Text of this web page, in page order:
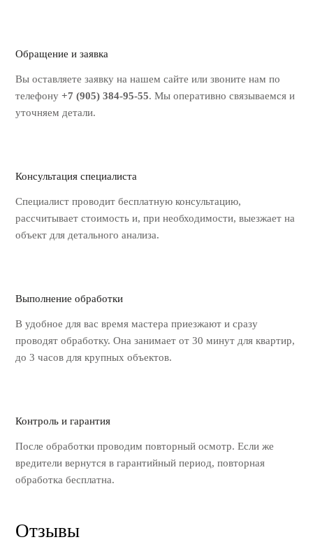
Обращение и заявка
Вы оставляете заявку на нашем сайте или звоните нам по
телефону +7 (905) 384-95-55. Мы оперативно связываемся и
уточняем детали.
Консультация специалиста
Специалист проводит бесплатную консультацию,
рассчитывает стоимость и, при необходимости, выезжает на
объект для детального анализа.
Выполнение обработки
В удобное для вас время мастера приезжают и сразу
проводят обработку. Она занимает от 30 минут для квартир,
до 3 часов для крупных объектов.
Контроль и гарантия
После обработки проводим повторный осмотр. Если же
вредители вернутся в гарантийный период, повторная
обработка бесплатна.
Отзывы